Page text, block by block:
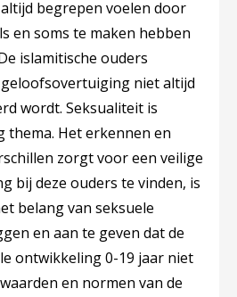
begrepen voelen door
en soms te maken hebben
islamitische ouders
niet altijd
wordt. Seksualiteit is
thema. Het erkennen en
zorgt voor een veilige
bij deze ouders te vinden, is
belang van seksuele
en aan te geven dat de
ontwikkeling 0-19 jaar niet
en normen van de